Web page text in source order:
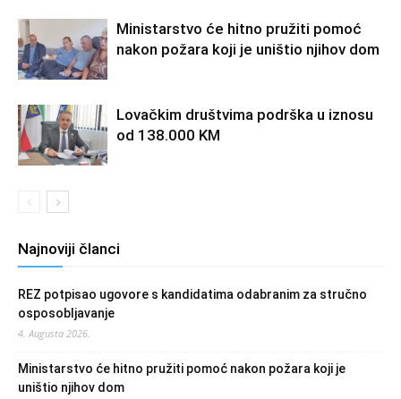
Ministarstvo će hitno pružiti pomoć
nakon požara koji je uništio njihov dom
Lovačkim društvima podrška u iznosu
od 138.000 KM
Najnoviji članci
REZ potpisao ugovore s kandidatima odabranim za stručno
osposobljavanje
4. Augusta 2026.
Ministarstvo će hitno pružiti pomoć nakon požara koji je
uništio njihov dom